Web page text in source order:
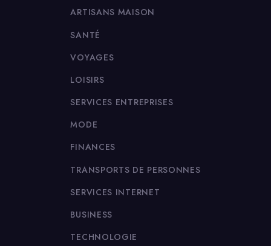
ARTISANS MAISON
SANTÉ
VOYAGES
LOISIRS
SERVICES ENTREPRISES
MODE
FINANCES
TRANSPORTS DE PERSONNES
SERVICES INTERNET
BUSINESS
TECHNOLOGIE